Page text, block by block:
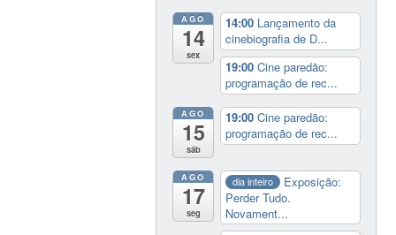
AGO
14
sex
14:00 Lançamento da
cinebiografia de D...
19:00Cine paredão:
programação de rec...
AGO
15
sáb
19:00Cine paredão:
programação de rec...
AGO
17
seg
dia inteiro
Exposição:
Perder Tudo.
Novament...